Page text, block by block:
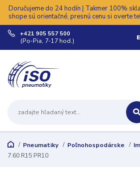
Doručujeme do 24 hodín | Takmer 100%
shope sú orientačné, presnú cenu si overte
+421 905 557 500
(Po-Pia, 7-17 hod.)
Pneumatiky Poľnohospodárske
7.60 R15 PR10